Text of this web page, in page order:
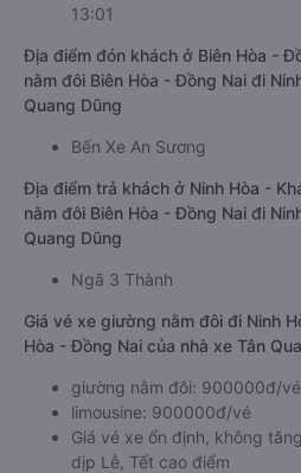
13:01
Địa điểm đón khách ở Biên Hòa -
nằm đôi Biên Hòa - Đồng Nai đi
Quang Dũng
Bến Xe An Sương
Địa điểm trả khách ở Ninh Hòa -
nằm đôi Biên Hòa - Đồng Nai đi
Quang Dũng
Ngã 3 Thành
Giá vé xe giường nằm đôi đi Ninh
Hòa - Đồng Nai của nhà xe Tân
giường nằm đôi: 900000đ/vé
limousine: 900000đ/vé
Giá vé xe ổn định, không
dịp Lễ, Tết cao điểm